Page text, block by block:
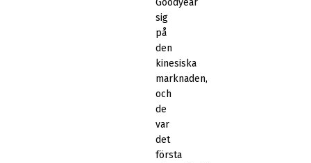
sig
på
den
kinesiska
marknaden,
och
de
var
det
första